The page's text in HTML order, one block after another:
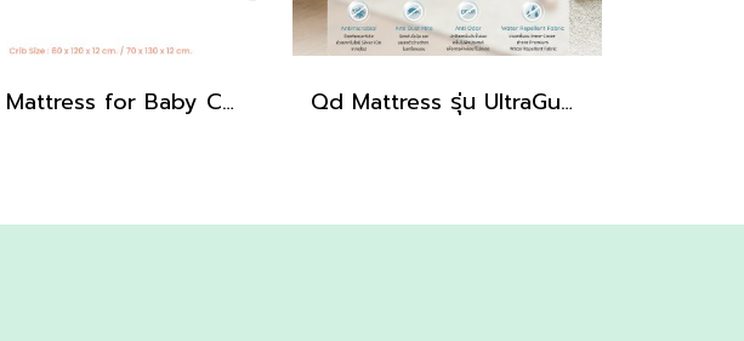
Qd Mattress for Baby Crib รุ่น UltraGuard (standard size) Qd Mattress รุ่น UltraGuard